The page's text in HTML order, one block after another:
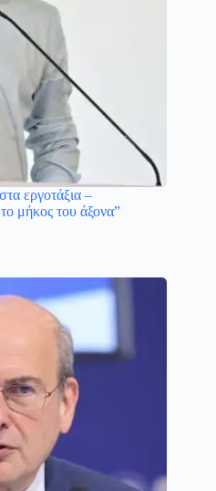
εργοτάξια –
μήκος του άξονα”